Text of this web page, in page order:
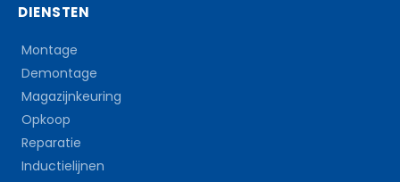
DIENSTEN
Montage
Demontage
Magazijnkeuring
Opkoop
Reparatie
Inductielijnen